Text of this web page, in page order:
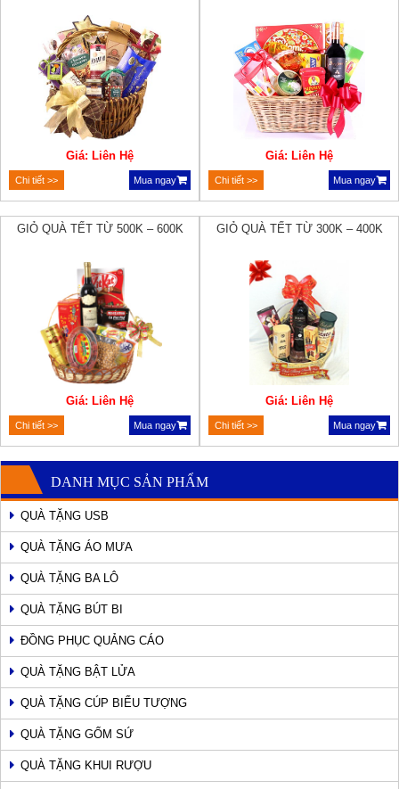
Giá: Liên Hệ
Chi tiết >> Mua ngay
Giá: Liên Hệ
Chi tiết >> Mua ngay
GIỎ QUÀ TẾT TỪ 500K – 600K
Giá: Liên Hệ
Chi tiết >> Mua ngay
GIỎ QUÀ TẾT TỪ 300K – 400K
Giá: Liên Hệ
Chi tiết >> Mua ngay
DANH MỤC SẢN PHẨM
QUÀ TẶNG USB
QUÀ TẶNG ÁO MƯA
QUÀ TẶNG BA LÔ
QUÀ TẶNG BÚT BI
ĐỒNG PHỤC QUẢNG CÁO
QUÀ TẶNG BẬT LỬA
QUÀ TẶNG CÚP BIỂU TƯỢNG
QUÀ TẶNG GỐM SỨ
QUÀ TẶNG KHUI RƯỢU